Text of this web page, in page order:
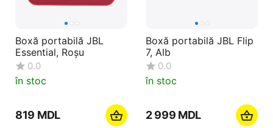
Boxă portabilă JBL
Essential, Roșu
0.0
în stoc
‍819‍ MDL
Boxă portabilă JBL Flip
7, Alb
0.0
în stoc
2 999 MDL